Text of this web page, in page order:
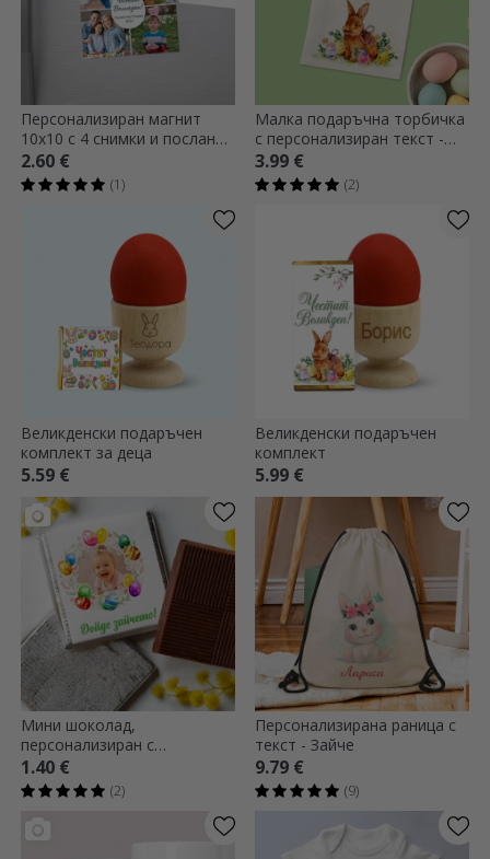
Персонализиран магнит
10x10 с 4 снимки и послание
- Весела Великден
2.60 €
(1)
Малка подаръчна торбичка
с персонализиран текст -
Великденски заек
3.99 €
(2)
Великденски подаръчен
комплект за деца
5.59 €
Великденски подаръчен
комплект
5.99 €
Мини шоколад,
персонализиран с
фотография и текст -
Весела Великден
1.40 €
(2)
Персонализирана раница с
текст - Зайче
9.79 €
(9)